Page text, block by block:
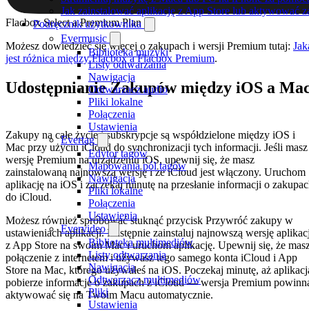
Jak zainstalować aplikację z App Store lub aktywować
Podręcznik użytkownika
Evermusic
Biblioteka muzyki
Listy odtwarzania
Nawigacja
Odtwarzacz audio
Pliki lokalne
Połączenia
Ustawienia
Evertag
Edytor tagów
Mapowania pól tagów
Nawigacja
Pliki lokalne
Połączenia
Ustawienia
Evervideo
Biblioteka multimediów
Listy odtwarzania
Nawigacja
Odtwarzacz multimediów
Pliki
Ustawienia
Flacbox Select a Premium Plan
Możesz dowiedzieć się więcej o zakupach i wersji Premium tutaj:
jest różnica między Flacbox a Flacbox Premium.
Udostępnianie Zakupów między iOS a
Zakupy na całe życie i subskrypcje są współdzielone między iOS i
Mac przy użyciu iCloud do synchronizacji tych informacji. Jeśli masz
wersję Premium na urządzeniu iOS, upewnij się, że masz
zainstalowaną najnowszą wersję i że iCloud jest włączony. Uruchom
aplikację na iOS i zaczekaj minutę na przesłanie informacji o
do iCloud.
Możesz również spróbować stuknąć przycisk Przywróć zakupy w
ustawieniach aplikacji. Następnie zainstaluj najnowszą wersję
z App Store na swoim Mac i uruchom aplikację. Upewnij się, że
połączenie z internetem i używasz tego samego konta iCloud i App
Store na Mac, którego używałeś na iOS. Poczekaj minutę, aż
pobierze informacje o zakupach z iCloud — wersja Premium
aktywować się na Twoim Macu automatycznie.